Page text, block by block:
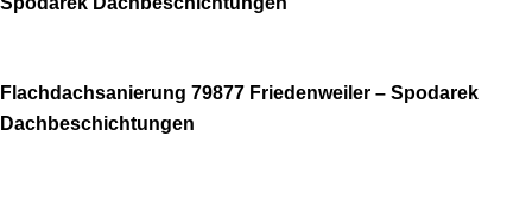
Flachdachsanierung 79877 Friedenweiler – Spodarek
Dachbeschichtungen